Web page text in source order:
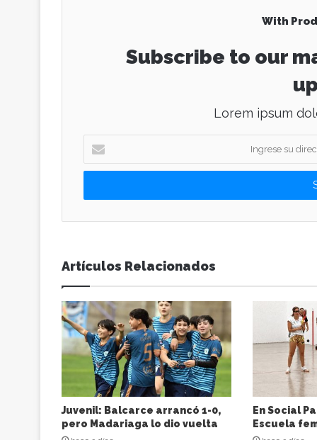
With
Subscribe to our
Lorem ipsum
g
e
u
i
r
e
c
c
n
d
e
Artículos Relacionados
Juvenil: Balcarce arrancó 1-0,
pero Madariaga lo dio vuelta
En Social
Escuela